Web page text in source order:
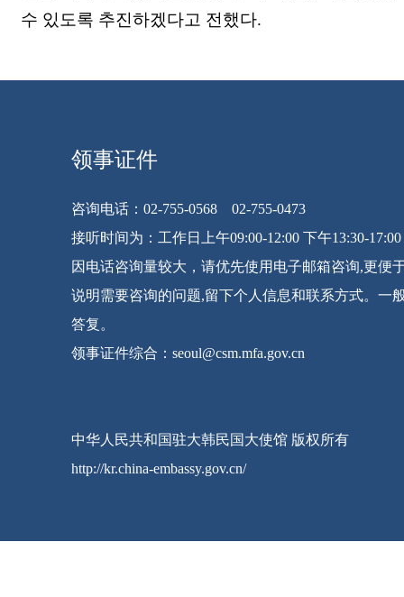
수 있도록 추진하겠다고 전했다.
领事证件
咨询电话：02-755-0568 02-755-0473
接听时间为：工作日上午09:00-12:00 下午13:30-17:00
因电话咨询量较大，请优先使用电子邮箱咨询,更便
说明需要咨询的问题,留下个人信息和联系方式。一
答复。
领事证件综合：seoul@csm.mfa.gov.cn
中华人民共和国驻大韩民国大使馆 版权所有
http://kr.china-embassy.gov.cn/